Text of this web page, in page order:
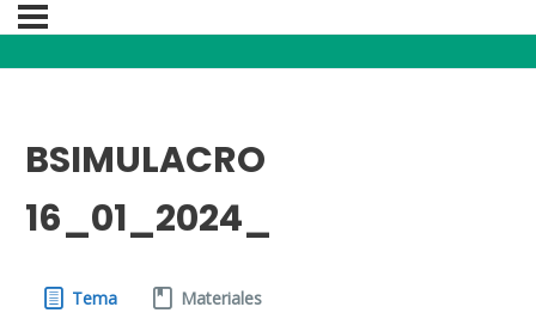
BSIMULACRO
16_01_2024_
Tema Materiales